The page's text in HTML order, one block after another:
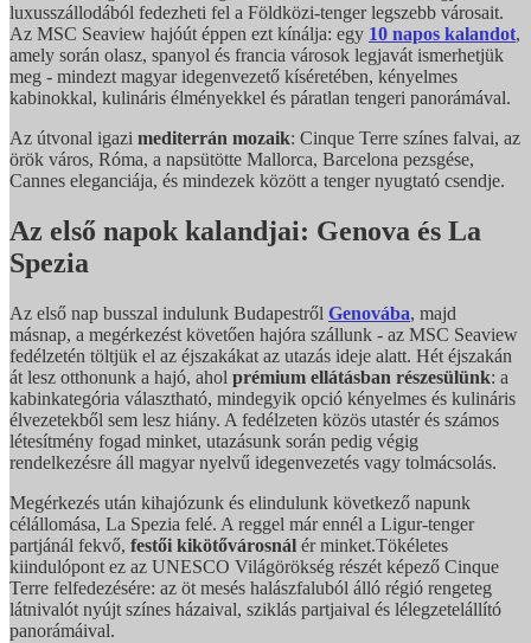
luxusszállodából fedezheti fel a Földközi-tenger legszebb városait.
Az MSC Seaview hajóút éppen ezt kínálja: egy 10 napos kalandot,
amely során olasz, spanyol és francia városok legjavát ismerhetjük
meg - mindezt magyar idegenvezető kíséretében, kényelmes
kabinokkal, kulináris élményekkel és páratlan tengeri panorámával.
Az útvonal igazi mediterrán mozaik: Cinque Terre színes falvai, az
örök város, Róma, a napsütötte Mallorca, Barcelona pezsgése,
Cannes eleganciája, és mindezek között a tenger nyugtató csendje.
Az első napok kalandjai: Genova és La
Spezia
Az első nap busszal indulunk Budapestről Genovába, majd
másnap, a megérkezést követően hajóra szállunk - az MSC Seaview
fedélzetén töltjük el az éjszakákat az utazás ideje alatt. Hét éjszakán
át lesz otthonunk a hajó, ahol prémium ellátásban részesülünk: a
kabinkategória választható, mindegyik opció kényelmes és kulináris
élvezetekből sem lesz hiány. A fedélzeten közös utastér és számos
létesítmény fogad minket, utazásunk során pedig végig
rendelkezésre áll magyar nyelvű idegenvezetés vagy tolmácsolás.
Megérkezés után kihajózunk és elindulunk következő napunk
célállomása, La Spezia felé. A reggel már ennél a Ligur-tenger
partjánál fekvő, festői kikötővárosnál ér minket.Tökéletes
kiindulópont ez az UNESCO Világörökség részét képező Cinque
Terre felfedezésére: az öt mesés halászfaluból álló régió rengeteg
látnivalót nyújt színes házaival, sziklás partjaival és lélegzetelállító
panorámáival.